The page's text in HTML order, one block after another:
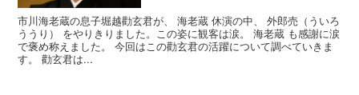
市川海老蔵の息子堀越勸玄君が、 海老蔵 休演の中、 外郎売（ういろ
ううり） をやりきりました。この姿に観客は涙。 海老蔵 も感謝に涙
で褒め称えました。 今回はこの勸玄君の活躍について調べていきま
す。 勸玄君は...